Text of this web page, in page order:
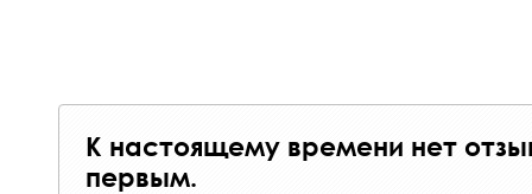
К настоящему времени нет
первым.